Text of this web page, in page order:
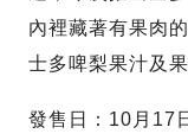
內裡藏著有果肉
士多啤梨果汁及
發售日：10月17